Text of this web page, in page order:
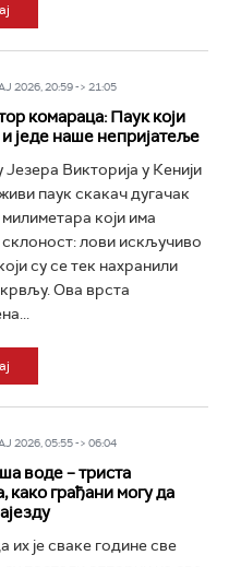
2026, 20:59 -> 21:05
комараца: Паук који
једе наше непријатеље
Викторија у Кенији
паук скакач дугачак
који има
лови искључиво
су се тек нахранили
Ова врста
2026, 05:55 -> 06:04
воде – триста
како грађани могу да
их је сваке године све